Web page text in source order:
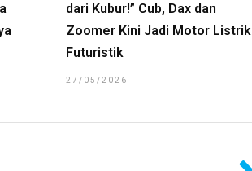
dari Kubur!” Cub, Dax dan
Zoomer Kini Jadi Motor Listrik
Futuristik
27/05/2026